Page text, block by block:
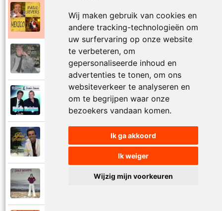
Wij maken gebruik van cookies en
andere tracking-technologieën om
uw surfervaring op onze website
te verbeteren, om
gepersonaliseerde inhoud en
advertenties te tonen, om ons
websiteverkeer te analyseren en
om te begrijpen waar onze
bezoekers vandaan komen.
Ik ga akkoord
Ik weiger
Wijzig mijn voorkeuren
Paul Severs
Paul Severs
Mona Lisa
Dennie Damaro en Paul Severs
Mooie meisjes
My love
2007